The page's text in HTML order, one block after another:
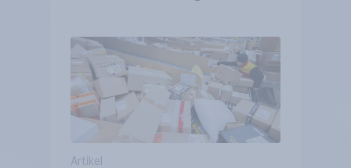
Artikel